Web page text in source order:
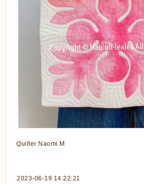
Quilter Naomi.M
2023-06-19 14:22:21